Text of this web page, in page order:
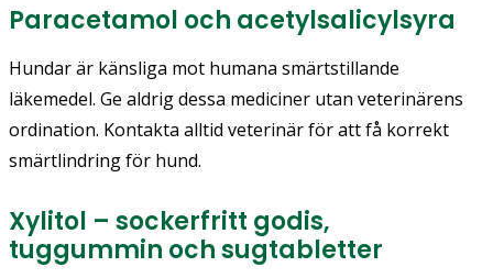
Paracetamol och acetylsalicylsyra
Hundar är känsliga mot humana smärtstillande
läkemedel. Ge aldrig dessa mediciner utan veterinärens
ordination. Kontakta alltid veterinär för att få korrekt
smärtlindring för hund.
Xylitol – sockerfritt godis,
tuggummin och sugtabletter